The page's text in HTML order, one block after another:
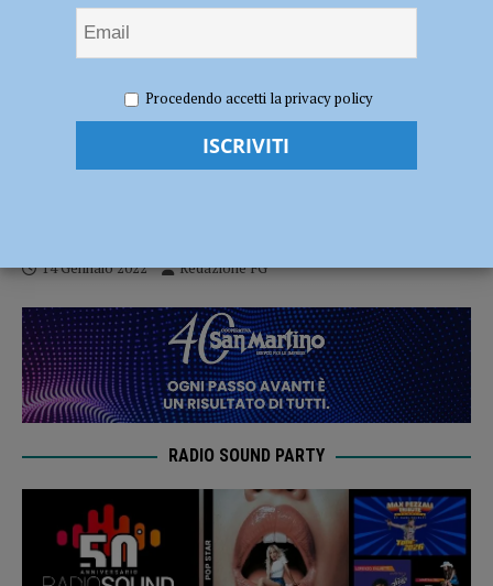
“Grande” o “De’ Cavalli”, storia di come è cambiata dal XIII al XX
La piazza “Grande” o “De’ Cavalli”, storia
14 Gennaio 2022 Redazione FG
RADIO SOUND PARTY
Procedendo accetti la privacy policy